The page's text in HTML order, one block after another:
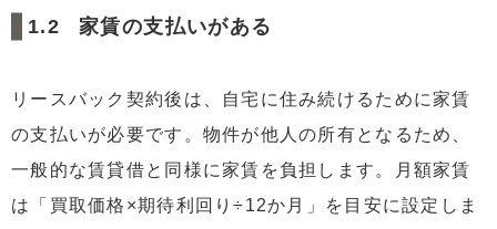
家賃の支払いがある
リースバック契約後は、自宅に住み続けるために家賃
の支払いが必要です。物件が他人の所有となるため、
一般的な賃貸借と同様に家賃を負担します。月額家賃
は「買取価格×期待利回り÷12か月」を目安に設定しま